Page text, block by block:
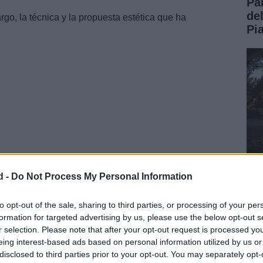
- Do Not Process My Personal Information
opt-out of the sale, sharing to third parties, or processing of your
for targeted advertising by us, please use the below opt-out
selection. Please note that after your opt-out request is processed
interest-based ads based on personal information utilized by us
to third parties prior to your opt-out. You may separately
la técnica y la propuesta estética que ha
a la necesidad de renovar la imagen del festejo
y